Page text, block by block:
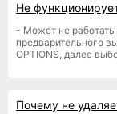
Не
- Может не
предварительного
OPTIONS, далее
Почему не